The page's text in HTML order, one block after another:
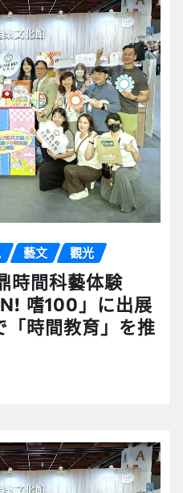
藝文 觀光
時間科藝体験
嗜100」に出展
時間教育」を推